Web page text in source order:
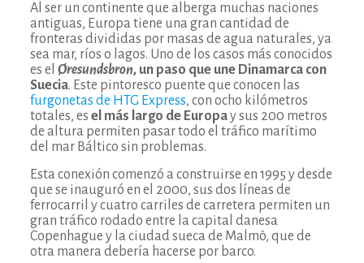
Al ser un continente que alberga muchas naciones
antiguas, Europa tiene una gran cantidad de
fronteras divididas por masas de agua naturales, ya
sea mar, ríos o lagos. Uno de los casos más conocidos
es el Øresundsbron, un paso que une Dinamarca con
Suecia. Este pintoresco puente que conocen las
furgonetas de HTG Express, con ocho kilómetros
totales, es el más largo de Europay sus 200 metros
de altura permiten pasar todo el tráfico marítimo
del mar Báltico sin problemas.
Esta conexión comenzó a construirse en 1995 y desde
que se inauguró en el 2000, sus dos líneas de
ferrocarril y cuatro carriles de carretera permiten un
gran tráfico rodado entre la capital danesa
Copenhague y la ciudad sueca de Malmö, que de
otra manera debería hacerse por barco.